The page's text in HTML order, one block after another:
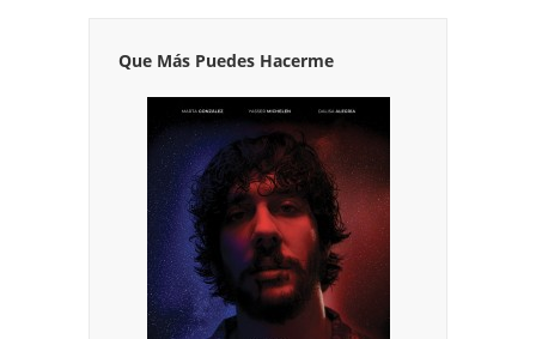
Que Más Puedes Hacerme